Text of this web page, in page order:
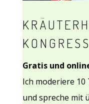
KONGRESS
Gratis und
Ich moderiere 10
und spreche mit